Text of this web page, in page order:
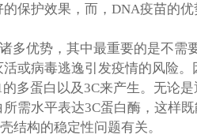
保护效果，而，DNA疫苗的优
多优势，其中最重要的是不
或病毒逃逸引发疫情的风险
多蛋白以及3C来产生。无论
需水平表达3C蛋白酶，这样
结构的稳定性问题有关。